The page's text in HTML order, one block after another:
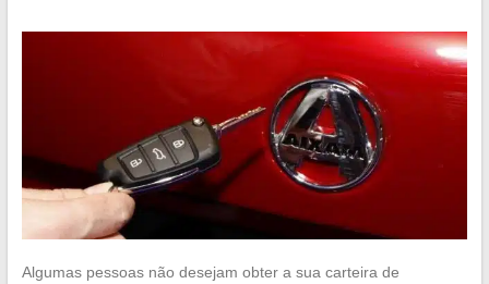
Algumas pessoas não desejam obter a sua carteira de